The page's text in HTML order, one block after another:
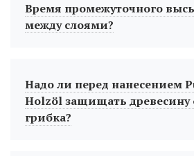
Время промежуточного
между слоями?
Надо ли перед нанесением
Holzöl защищать древесину
грибка?